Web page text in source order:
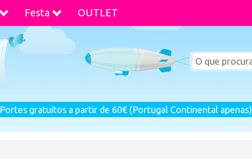
Festa OUTLET
Portes gratuitos a partir de 60€ (Portugal Continental apenas)